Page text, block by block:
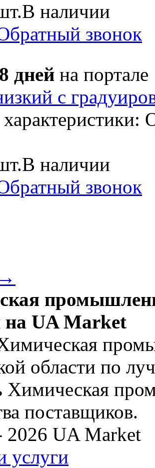
В наличии
звонок
дней на портале
с
В наличии
звонок
на UA Market
области по
Химическая
поставщиков.
UA Market
услуги